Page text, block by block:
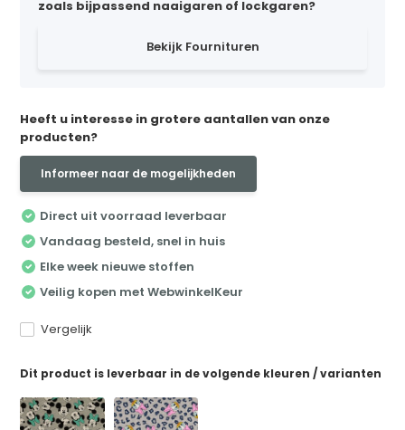
zoals bijpassend naaigaren of lockgaren?
Bekijk Fournituren
Heeft u interesse in grotere aantallen van onze
producten?
Informeer naar de mogelijkheden
Direct uit voorraad leverbaar
Vandaag besteld, snel in huis
Elke week nieuwe stoffen
Veilig kopen met WebwinkelKeur
Vergelijk
Dit product is leverbaar in de volgende kleuren / varianten